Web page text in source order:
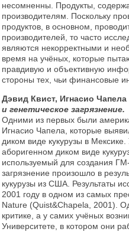
несомненны. Продукты,
производителям. Поскольку
продуктов, в основном,
производителей, то часто
являются некорректными и
время на учёных, которые
правдивую и объективную
стороны тех, чьи финансовые
Дэвид Квист, Игнасио Чапела
и генетическое загрязнение.
Одними из первых были
Игнасио Чапела, которые
диком виде кукурузы в
аборигенном диком виде
используемый для создания
загрязнение произошло в
кукурузы из США. Результаты
2001 году в одном из самых
Nature (Quist&Chapela, 2001).
критике, а у самих учёных
Университете, в котором они